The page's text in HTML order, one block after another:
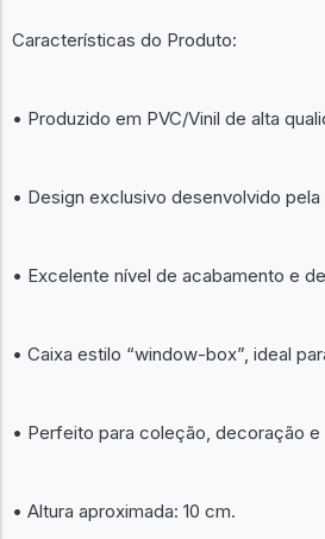
Características do Produto:
• Produzido em PVC/Vinil de alta
• Design exclusivo desenvolvido pela
• Excelente nível de acabamento e
• Caixa estilo “window-box”, ideal
• Perfeito para coleção, decoração e
• Altura aproximada: 10 cm.